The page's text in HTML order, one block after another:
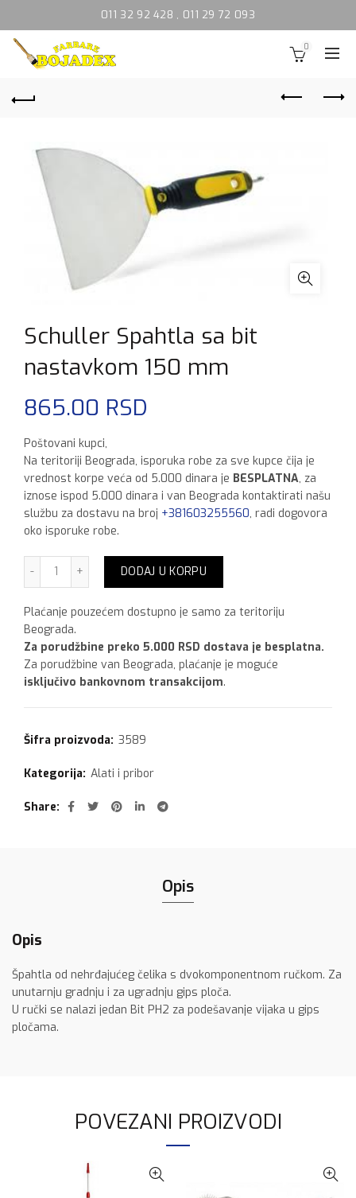
011 32 92 428 , 011 29 72 093
0
Schuller Spahtla sa bit
nastavkom 150 mm
865.00 RSD
Poštovani kupci,
Na teritoriji Beograda, isporuka robe za sve kupce čija je
vrednost korpe veća od 5.000 dinara je BESPLATNA, za
iznose ispod 5.000 dinara i van Beograda kontaktirati našu
službu za dostavu na broj +381603255560, radi dogovora
oko isporuke robe.
Schuller Spahtla sa bit nastavkom 150 mm količina
DODAJ U KORPU
Plaćanje pouzećem dostupno je samo za teritoriju
Beograda.
Za porudžbine preko 5.000 RSD dostava je besplatna.
Za porudžbine van Beograda, plaćanje je moguće
isključivo bankovnom transakcijom.
Šifra proizvoda: 3589
Kategorija: Alati i pribor
Share
Opis
Opis
Špahtla od nehrđajućeg čelika s dvokomponentnom ručkom. Za
unutarnju gradnju i za ugradnju gips ploča.
U ručki se nalazi jedan Bit PH2 za podešavanje vijaka u gips
pločama.
POVEZANI PROIZVODI